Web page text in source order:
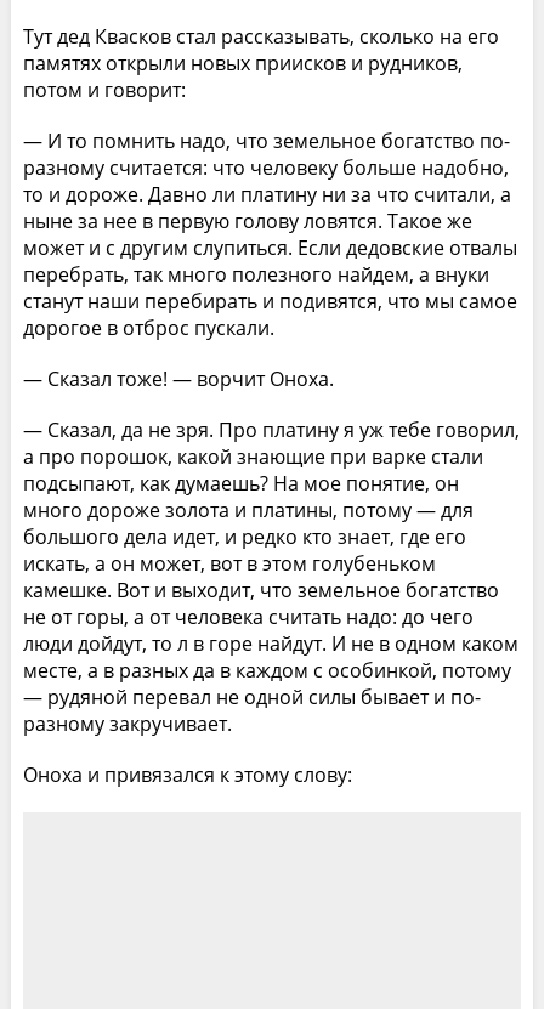
Тут дед Квасков стал рассказывать, сколько на его
памятях открыли новых приисков и рудников,
потом и говорит:
— И то помнить надо, что земельное богатство по-
разному считается: что человеку больше надобно,
то и дороже. Давно ли платину ни за что считали, а
ныне за нее в первую голову ловятся. Такое же
может и с другим слупиться. Если дедовские отвалы
перебрать, так много полезного найдем, а внуки
станут наши перебирать и подивятся, что мы самое
дорогое в отброс пускали.
— Сказал тоже! — ворчит Оноха.
— Сказал, да не зря. Про платину я уж тебе говорил,
а про порошок, какой знающие при варке стали
подсыпают, как думаешь? На мое понятие, он
много дороже золота и платины, потому — для
большого дела идет, и редко кто знает, где его
искать, а он может, вот в этом голубеньком
камешке. Вот и выходит, что земельное богатство
не от горы, а от человека считать надо: до чего
люди дойдут, то л в горе найдут. И не в одном каком
месте, а в разных да в каждом с особинкой, потому
— рудяной перевал не одной силы бывает и по-
разному закручивает.
Оноха и привязался к этому слову: